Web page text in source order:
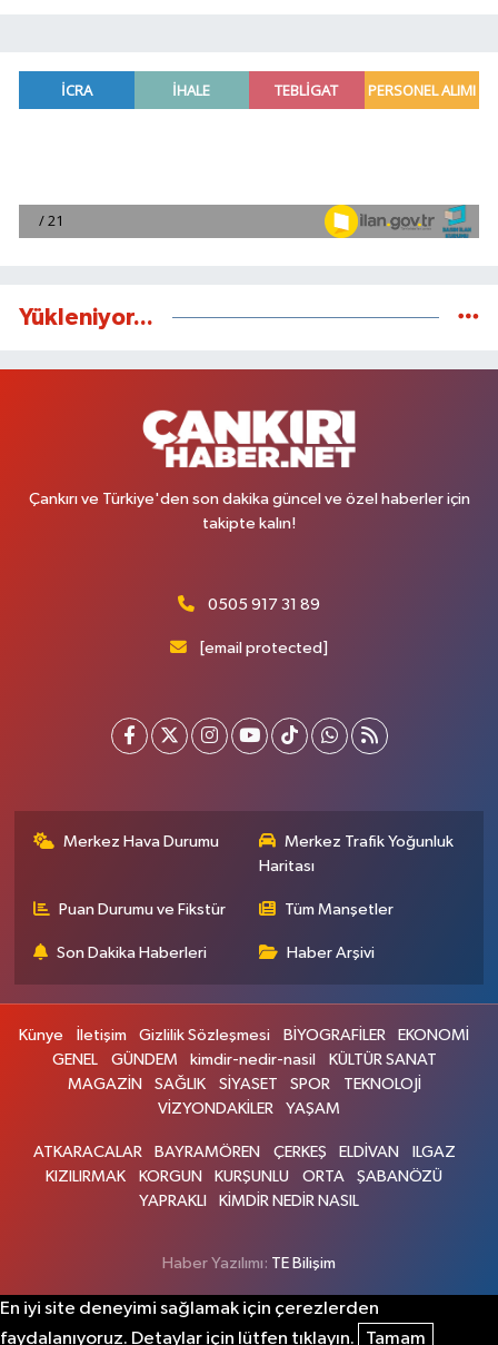
Yükleniyor...
Çankırı ve Türkiye'den son dakika güncel ve özel haberler için
takipte kalın!
0505 917 31 89
[email protected]
Merkez Hava Durumu
Merkez Trafik Yoğunluk
Haritası
Puan Durumu ve Fikstür Tüm Manşetler
Son Dakika Haberleri Haber Arşivi
Künye İletişim Gizlilik Sözleşmesi BİYOGRAFİLER
EKONOMİ
GENEL
GÜNDEM kimdir-nedir-nasil
KÜLTÜR SANAT
MAGAZİN
SAĞLIK SİYASET SPOR
TEKNOLOJİ
VİZYONDAKİLER
YAŞAM
ATKARACALAR BAYRAMÖREN ÇERKEŞ ELDİVAN
ILGAZ
KIZILIRMAK
KORGUN KURŞUNLU ORTA
ŞABANÖZÜ
YAPRAKLI
KİMDİR NEDİR NASIL
Haber Yazılımı: TE Bilişim
En iyi site deneyimi sağlamak için çerezlerden
faydalanıyoruz. Detaylar için lütfen tıklayın.
Tamam